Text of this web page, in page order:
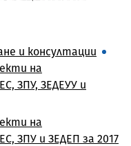
и консултации
на
ЗПУ, ЗЕДЕУУ и
на
ЗПУ и ЗЕДЕП за 2017